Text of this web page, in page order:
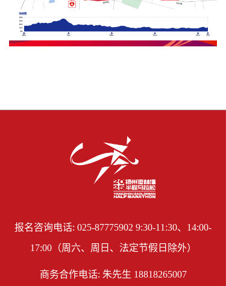
报名咨询电话: 025-87775902 9:30-11:30、14:00-
17:00（周六、周日、法定节假日除外）
商务合作电话: 朱先生 18818265007